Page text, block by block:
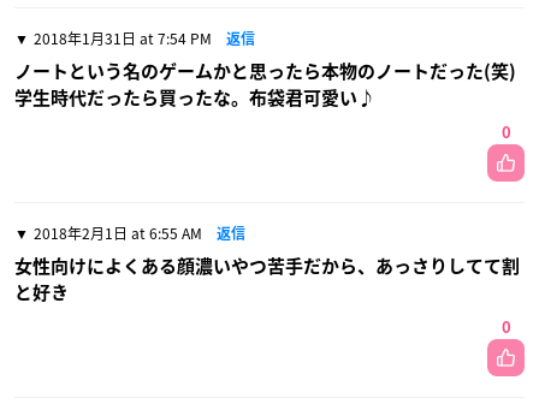
2018年1月31日 at 7:54 PM 返信
ノートという名のゲームかと思ったら本物のノートだった(笑)
学生時代だったら買ったな。布袋君可愛い♪
0
2018年2月1日 at 6:55 AM 返信
女性向けによくある顔濃いやつ苦手だから、あっさりしてて割
と好き
0